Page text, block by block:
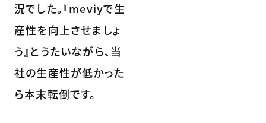
況でした。『meviyで生
産性を向上させましょ
う』とうたいながら、当
社の生産性が低かった
ら本末転倒です。